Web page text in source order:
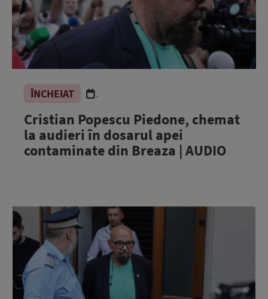
ÎNCHEIAT .
Cristian Popescu Piedone, chemat
la audieri în dosarul apei
contaminate din Breaza | AUDIO